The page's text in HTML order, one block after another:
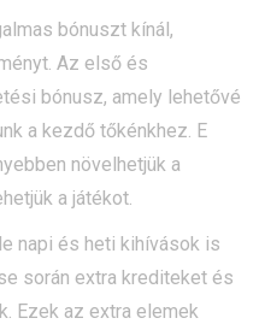
bónuszt kínál,
Az első és
bónusz, amely lehetővé
a kezdő tőkénkhez. E
növelhetjük a
a játékot.
napi és heti kihívások is
során extra krediteket és
Ezek az extra elemek